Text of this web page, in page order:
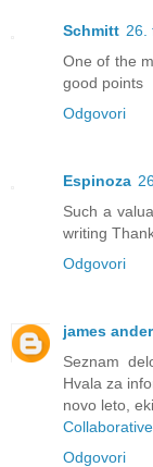
Schmitt 26.
One of the
good points
Odgovori
Espinoza
Such a
writing
Odgovori
james
Seznam
Hvala za
novo leto,
Odgovori